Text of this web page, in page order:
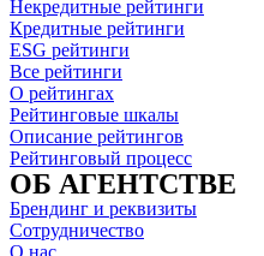
Некредитные рейтинги
Кредитные рейтинги
ESG рейтинги
Все рейтинги
О рейтингах
Рейтинговые шкалы
Описание рейтингов
Рейтинговый процесс
ОБ АГЕНТСТВЕ
Брендинг и реквизиты
Сотрудничество
О нас